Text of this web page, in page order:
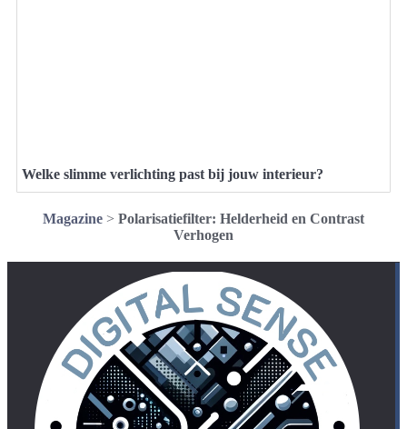
Welke slimme verlichting past bij jouw interieur?
Magazine > Polarisatiefilter: Helderheid en Contrast
Verhogen